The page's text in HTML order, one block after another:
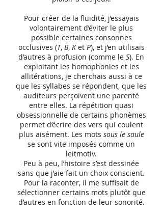
Pour créer de la fluidité, j’essayais
volontairement d’éviter le plus
possible certaines consonnes
occlusives (T, B, Ket P), et j’en utilisais
d’autres à profusion (comme le S). En
exploitant les homophonies et les
allitérations, je cherchais aussi à ce
que les syllabes se répondent, que les
auditeurs perçoivent une parenté
entre elles. La répétition quasi
obsessionnelle de certains phonèmes
permet d’écrire des vers qui coulent
plus aisément. Les mots sous le saule
se sont vite imposés comme un
leitmotiv.
Peu à peu, l’histoire s’est dessinée
sans que j’aie fait un choix conscient.
Pour la raconter, il me suffisait de
sélectionner certains mots plutôt que
d’autres en fonction de leur sonorité.